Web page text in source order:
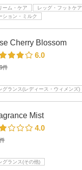
ーム・ケア
レッグ・フットケア
ション・ミルク
Cherry Blossom
6.0
件
グランス(レディース・ウィメンズ)
Mist
4.0
グランス(その他)